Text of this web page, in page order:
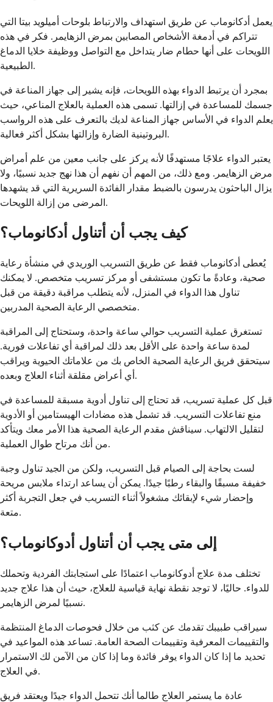
يعمل أدكانوماب عن طريق استهداف والارتباط بلوحات أميلويد بيتا التي
تتراكم في أدمغة الأشخاص المصابين بمرض الزهايمر. فكر في هذه
اللويحات على أنها حطام ضار يتداخل مع التواصل ووظيفة خلايا الدماغ
الطبيعية.
بمجرد أن يرتبط الدواء بهذه اللويحات، فإنه يشير إلى جهاز المناعة في
جسمك للمساعدة في إزالتها. تسمى هذه العملية بالعلاج المناعي، حيث
يعلم الدواء في الأساس جهاز المناعة لديك بالتعرف على هذه الرواسب
البروتينية الضارة وإزالتها بشكل أكثر فعالية.
يعتبر الدواء علاجًا مستهدفًا لأنه يركز على جانب معين من علم أمراض
مرض الزهايمر. ومع ذلك، من المهم أن نفهم أن هذا نهج جديد نسبيًا، ولا
يزال الباحثون يدرسون بالضبط مقدار الفائدة السريرية التي قد يشهدها
المرضى من إزالة اللويحات.
كيف يجب أن أتناول أدكانوماب؟
يُعطى أدكانوماب فقط عن طريق التسريب الوريدي في منشأة رعاية
صحية، وعادةً ما تكون مستشفى أو مركز تسريب متخصص. لا يمكنك
تناول هذا الدواء في المنزل، لأنه يتطلب مراقبة دقيقة من قبل
متخصصي الرعاية الصحية المدربين.
تستغرق عملية التسريب حوالي ساعة واحدة، وستحتاج إلى المراقبة
لمدة ساعة واحدة على الأقل بعد ذلك لمراقبة أي تفاعلات فورية.
سيتحقق فريق الرعاية الصحية الخاص بك من علاماتك الحيوية ويراقب
أي أعراض مقلقة أثناء العلاج وبعده.
قبل كل عملية تسريب، قد تحتاج إلى تناول أدوية مسبقة للمساعدة في
منع تفاعلات التسريب. قد تشمل هذه مضادات الهيستامين أو الأدوية
لتقليل الالتهاب. سيناقش مقدم الرعاية الصحية هذا الأمر معك ويتأكد
من أنك مرتاح طوال العملية.
لست بحاجة إلى الصيام قبل التسريب، ولكن من الجيد تناول وجبة
خفيفة مسبقًا والبقاء رطبًا جيدًا. يمكن أن يساعد ارتداء ملابس مريحة
وإحضار شيء لإبقائك مشغولاً أثناء التسريب في جعل التجربة أكثر
متعة.
إلى متى يجب أن أتناول أدوكانوماب؟
تختلف مدة علاج أدوكانوماب اعتمادًا على استجابتك الفردية وتحملك
للدواء. حاليًا، لا توجد نقطة نهاية قياسية للعلاج، حيث أن هذا علاج جديد
نسبيًا لمرض الزهايمر.
سيراقب طبيبك تقدمك عن كثب من خلال فحوصات الدماغ المنتظمة
والتقييمات المعرفية وتقييمات الصحة العامة. تساعد هذه المواعيد في
تحديد ما إذا كان الدواء يوفر فائدة وما إذا كان من الآمن لك الاستمرار
في العلاج.
عادة ما يستمر العلاج طالما أنك تتحمل الدواء جيدًا ويعتقد فريق